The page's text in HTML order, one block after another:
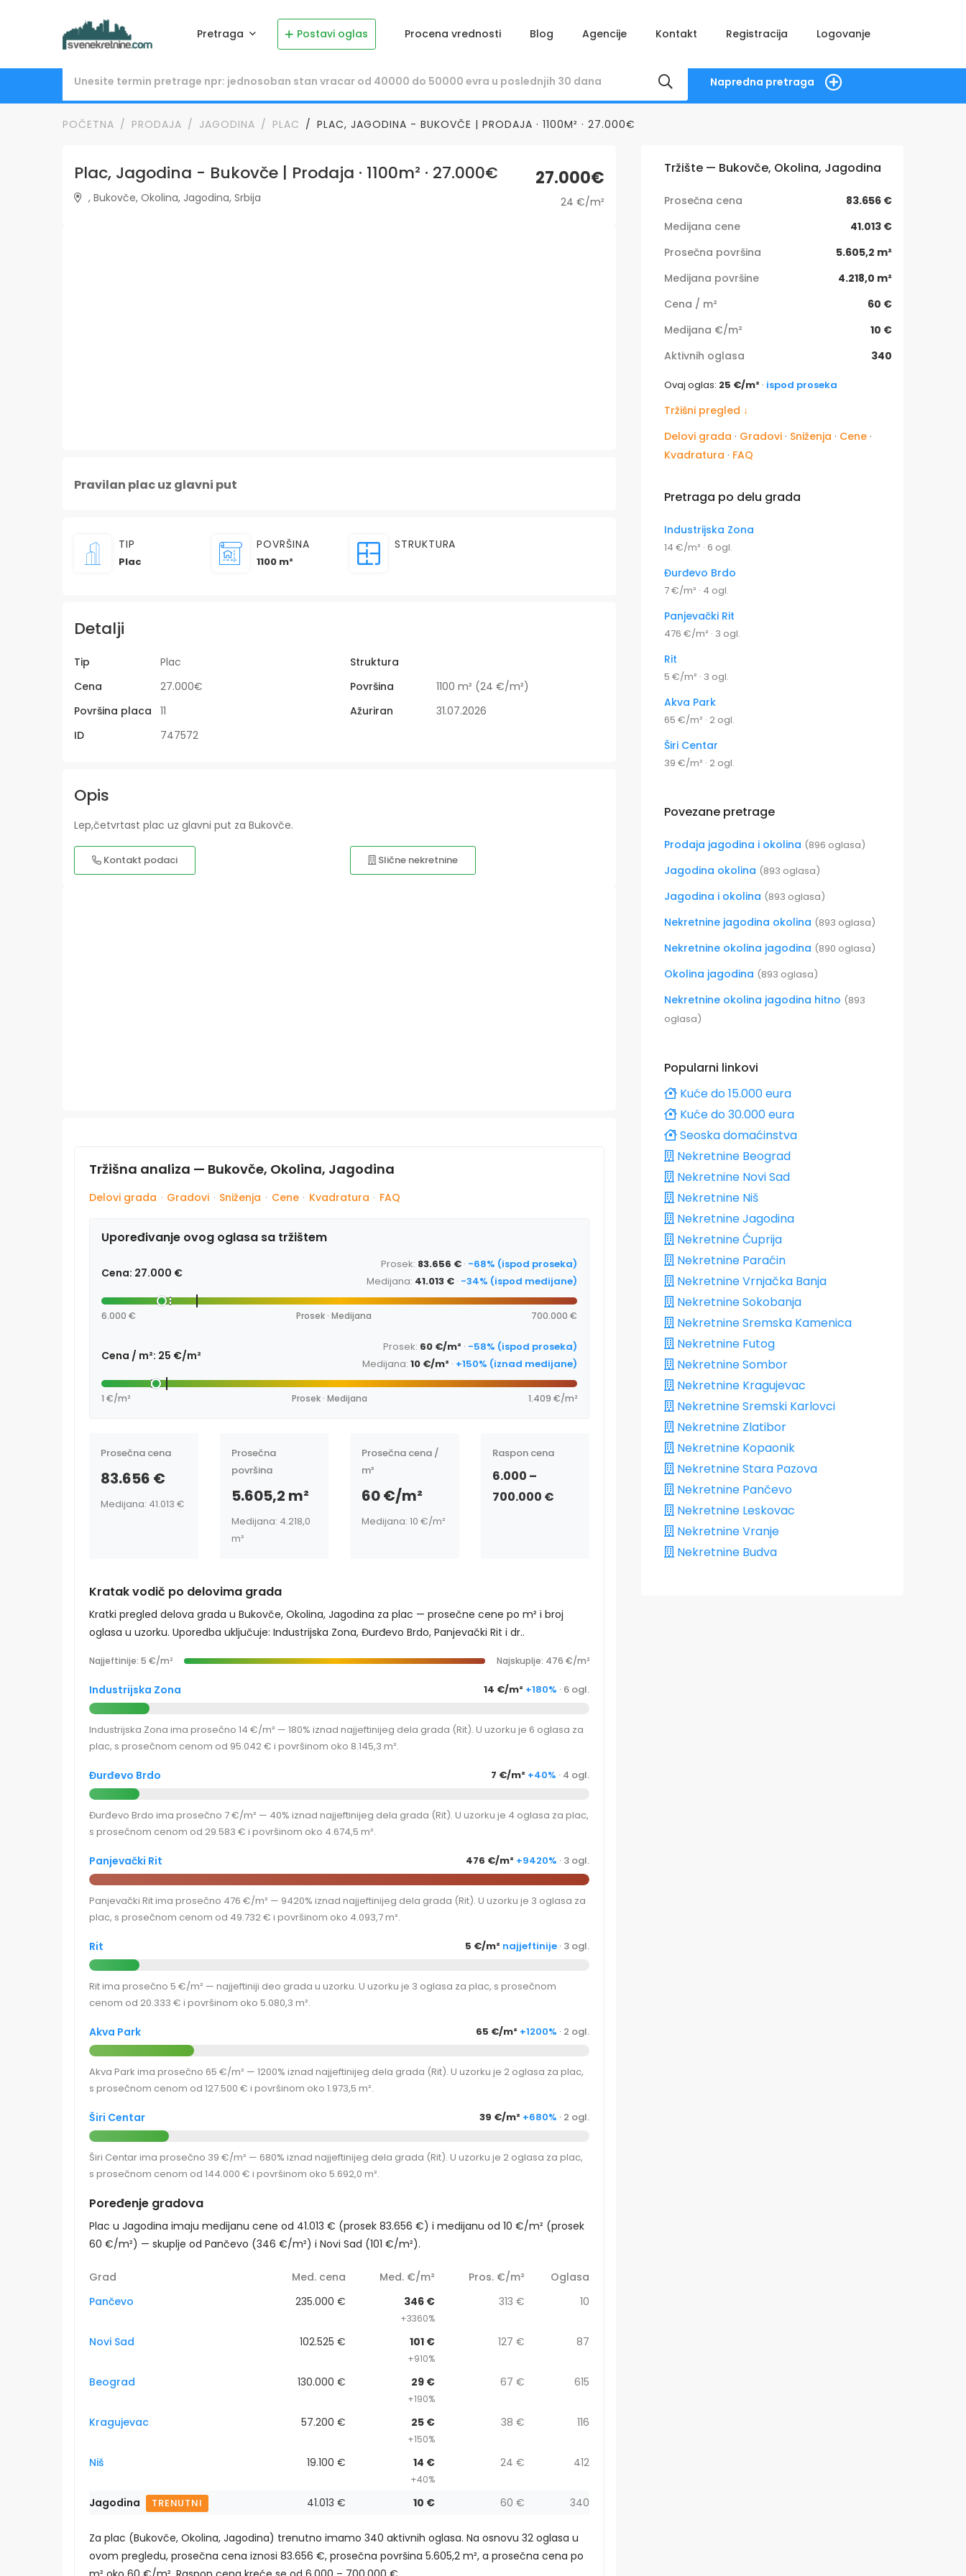
Pretraga Postavi oglas Procena vrednosti Blog Agencije Kontakt Registracija Logovanje
Napredna pretraga
POČETNA PRODAJA JAGODINA PLAC PLAC, JAGODINA - BUKOVČE | PRODAJA · 1100M² · 27.000€
Plac, Jagodina - Bukovče | Prodaja · 1100m² · 27.000€
, Bukovče, Okolina, Jagodina, Srbija
27.000€
24 €/m²
Pravilan plac uz glavni put
TIP
Plac
POVRŠINA
1100 m²
STRUKTURA
Detalji
Tip Plac
Struktura
Cena
27.000€ Površina
1100 m² (24 €/m²)
Površina placa
11 Ažuriran
31.07.2026
ID
747572
Opis
Lep,četvrtast plac uz glavni put za Bukovče.
Kontakt podaci Slične nekretnine
Tržišna analiza — Bukovče, Okolina, Jagodina
Delovi grada · Gradovi · Sniženja · Cene · Kvadratura · FAQ
Upoređivanje ovog oglasa sa tržištem
Cena: 27.000 €
Prosek: 83.656 € · -68% (ispod proseka)
Medijana: 41.013 € · -34% (ispod medijane)
6.000 € Prosek · Medijana 700.000 €
Cena / m²: 25 €/m²
Prosek: 60 €/m² · -58% (ispod proseka)
Medijana: 10 €/m² · +150% (iznad medijane)
1 €/m² Prosek · Medijana 1.409 €/m²
Prosečna cena
83.656 €
Medijana: 41.013 €
Prosečna
površina
5.605,2 m²
Medijana: 4.218,0
m²
Prosečna cena /
m²
60 €/m²
Medijana: 10 €/m²
Raspon cena
6.000 –
700.000 €
Kratak vodič po delovima grada
Kratki pregled delova grada u Bukovče, Okolina, Jagodina za plac — prosečne cene po m² i broj
oglasa u uzorku. Uporedba uključuje: Industrijska Zona, Đurđevo Brdo, Panjevački Rit i dr..
Najjeftinije: 5 €/m² Najskuplje: 476 €/m²
Industrijska Zona 14 €/m² +180% · 6 ogl.
Industrijska Zona ima prosečno 14 €/m² — 180% iznad najjeftinijeg dela grada (Rit). U uzorku je 6 oglasa za
plac, s prosečnom cenom od 95.042 € i površinom oko 8.145,3 m².
Đurđevo Brdo 7 €/m² +40% · 4 ogl.
Đurđevo Brdo ima prosečno 7 €/m² — 40% iznad najjeftinijeg dela grada (Rit). U uzorku je 4 oglasa za plac,
s prosečnom cenom od 29.583 € i površinom oko 4.674,5 m².
Panjevački Rit 476 €/m² +9420% · 3 ogl.
Panjevački Rit ima prosečno 476 €/m² — 9420% iznad najjeftinijeg dela grada (Rit). U uzorku je 3 oglasa za
plac, s prosečnom cenom od 49.732 € i površinom oko 4.093,7 m².
Rit 5 €/m² najjeftinije · 3 ogl.
Rit ima prosečno 5 €/m² — najjeftiniji deo grada u uzorku. U uzorku je 3 oglasa za plac, s prosečnom
cenom od 20.333 € i površinom oko 5.080,3 m².
Akva Park 65 €/m² +1200% · 2 ogl.
Akva Park ima prosečno 65 €/m² — 1200% iznad najjeftinijeg dela grada (Rit). U uzorku je 2 oglasa za plac,
s prosečnom cenom od 127.500 € i površinom oko 1.973,5 m².
Širi Centar 39 €/m² +680% · 2 ogl.
Širi Centar ima prosečno 39 €/m² — 680% iznad najjeftinijeg dela grada (Rit). U uzorku je 2 oglasa za plac,
s prosečnom cenom od 144.000 € i površinom oko 5.692,0 m².
Poređenje gradova
Plac u Jagodina imaju medijanu cene od 41.013 € (prosek 83.656 €) i medijanu od 10 €/m² (prosek
60 €/m²) — skuplje od Pančevo (346 €/m²) i Novi Sad (101 €/m²).
Grad Med. cena Med. €/m² Pros. €/m²
Oglasa
Pančevo
235.000 € 346 €
+3360%
313 € 10
Novi Sad 102.525 € 101 €
+910%
127 € 87
Beograd 130.000 € 29 €
+190%
67 € 615
Kragujevac 57.200 € 25 €
+150%
38 € 116
Niš 19.100 € 14 €
+40%
24 € 412
Jagodina TRENUTNI 41.013 € 10 € 60 € 340
Za plac (Bukovče, Okolina, Jagodina) trenutno imamo 340 aktivnih oglasa. Na osnovu 32 oglasa u
ovom pregledu, prosečna cena iznosi 83.656 €, prosečna površina 5.605,2 m², a prosečna cena po
Tržište — Bukovče, Okolina, Jagodina
Prosečna cena
83.656 €
Medijana cene
41.013 €
Prosečna površina
5.605,2 m²
Medijana površine
4.218,0 m²
Cena / m²
60 €
Medijana €/m²
10 €
Aktivnih oglasa
340
Ovaj oglas: 25 €/m² · ispod proseka
Tržišni pregled ↓
Delovi grada · Gradovi · Sniženja · Cene ·
Kvadratura · FAQ
Pretraga po delu grada
Industrijska Zona
14 €/m² · 6 ogl.
Đurđevo Brdo
7 €/m² · 4 ogl.
Panjevački Rit
476 €/m² · 3 ogl.
Rit
5 €/m² · 3 ogl.
Akva Park
65 €/m² · 2 ogl.
Širi Centar
39 €/m² · 2 ogl.
Povezane pretrage
Prodaja jagodina i okolina (896 oglasa)
Jagodina okolina (893 oglasa)
Jagodina i okolina (893 oglasa)
Nekretnine jagodina okolina (893 oglasa)
Nekretnine okolina jagodina (890 oglasa)
Okolina jagodina (893 oglasa)
Nekretnine okolina jagodina hitno (893
oglasa)
Popularni linkovi
Kuće do 15.000 eura
Kuće do 30.000 eura
Seoska domaćinstva
Nekretnine Beograd
Nekretnine Novi Sad
Nekretnine Niš
Nekretnine Jagodina
Nekretnine Ćuprija
Nekretnine Paraćin
Nekretnine Vrnjačka Banja
Nekretnine Sokobanja
Nekretnine Sremska Kamenica
Nekretnine Futog
Nekretnine Sombor
Nekretnine Kragujevac
Nekretnine Sremski Karlovci
Nekretnine Zlatibor
Nekretnine Kopaonik
Nekretnine Stara Pazova
Nekretnine Pančevo
Nekretnine Leskovac
Nekretnine Vranje
Nekretnine Budva